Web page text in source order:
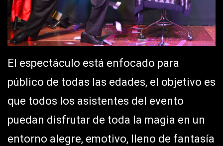
El espectáculo está enfocado para
público de todas las edades, el objetivo es
que todos los asistentes del evento
puedan disfrutar de toda la magia en un
entorno alegre, emotivo, lleno de fantasía